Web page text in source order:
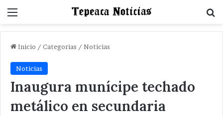
Menu
Inicio / Categorias / Noticias
Noticias
Inaugura munícipe techado
metálico en secundaria